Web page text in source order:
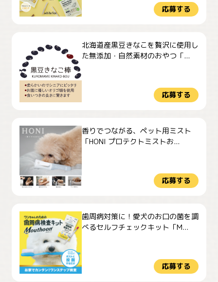
応募する
北海道産黒豆きなこを贅沢に使用し
た無添加・自然素材のおやつ「...
応募する
香りでつながる、ペット用ミスト
「HONI プロテクトミストお...
応募する
歯周病対策に！愛犬のお口の菌を調
べるセルフチェックキット「M...
応募する